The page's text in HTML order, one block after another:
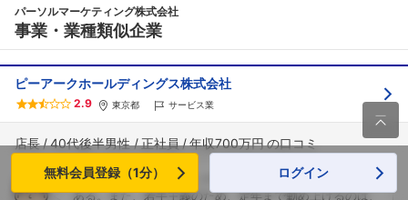
パーソルマーケティング株式会社
事業・業種類似企業
ピーアークホールディングス株式会社
2.9 東京都 サービス業
店長 40代後半男性 正社員 年収700万円
この業界全体に言えることだが、将来性には大きな不安が
ある。また、若手主義のため、定年まで勤め上げるのは、

無料会員登録（1分） ログイン